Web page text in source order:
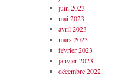
juin 2023
mai 2023
avril 2023
mars 2023
février 2023
janvier 2023
décembre 2022